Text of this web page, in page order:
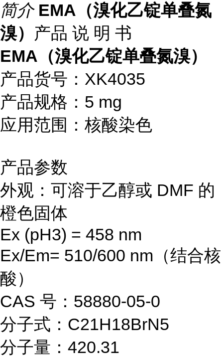
简介 EMA（溴化乙锭单叠氮
溴） 产品 说 明 书
EMA（溴化乙锭单叠氮溴）
产品货号：XK4035
产品规格：5 mg
应用范围：核酸染色
产品参数
外观：可溶于乙醇或 DMF 的
橙色固体
Ex (pH3) = 458 nm
Ex/Em= 510/600 nm（结合核
酸）
CAS 号：58880-05-0
分子式：C21H18BrN5
分子量：420.31